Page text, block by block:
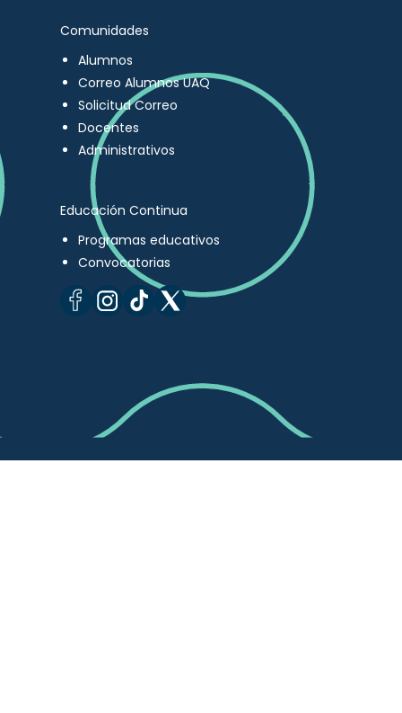
Comunidades
Alumnos
Correo Alumnos UAQ
Solicitud Correo
Docentes
Administrativos
Educación Continua
Programas educativos
Convocatorias